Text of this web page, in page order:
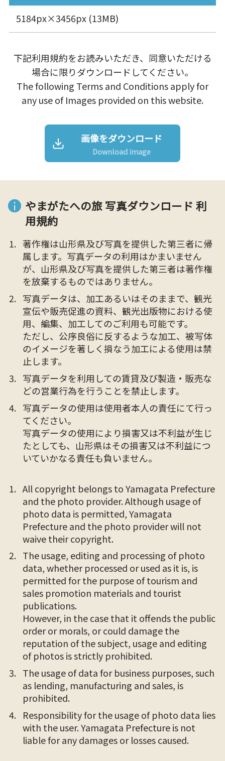
5184px×3456px (13MB)
下記利用規約をお読みいただき、同意いただける
場合に限りダウンロードしてください。
The following Terms and Conditions apply for
any use of Images provided on this website.
画像をダウンロード
Download image
やまがたへの旅 写真ダウンロード 利
用規約
著作権は山形県及び写真を提供した第三者に帰
属します。写真データの利用はかまいません
が、山形県及び写真を提供した第三者は著作権
を放棄するものではありません。
写真データは、加工あるいはそのままで、観光
宣伝や販売促進の資料、観光出版物における使
用、編集、加工してのご利用も可能です。
ただし、公序良俗に反するような加工、被写体
のイメージを著しく損なう加工による使用は禁
止します。
写真データを利用しての賃貸及び製造・販売な
どの営業行為を行うことを禁止します。
写真データの使用は使用者本人の責任にて行っ
てください。
写真データの使用により損害又は不利益が生じ
たとしても、山形県はその損害又は不利益につ
いていかなる責任も負いません。
All copyright belongs to Yamagata Prefecture
and the photo provider. Although usage of
photo data is permitted, Yamagata
Prefecture and the photo provider will not
waive their copyright.
The usage, editing and processing of photo
data, whether processed or used as it is, is
permitted for the purpose of tourism and
sales promotion materials and tourist
publications.
However, in the case that it offends the public
order or morals, or could damage the
reputation of the subject, usage and editing
of photos is strictly prohibited.
The usage of data for business purposes, such
as lending, manufacturing and sales, is
prohibited.
Responsibility for the usage of photo data lies
with the user. Yamagata Prefecture is not
liable for any damages or losses caused.